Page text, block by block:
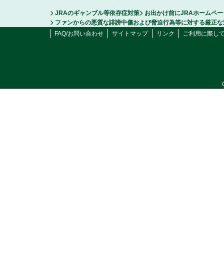
JRAのギャンブル等依存症対策
お出かけ前にJRAホームペ
ファンからの悪質な誹謗中傷および脅迫行為等に対する厳正
FAQ/お問い合わせ
サイトマップ リンク ご利用に際し